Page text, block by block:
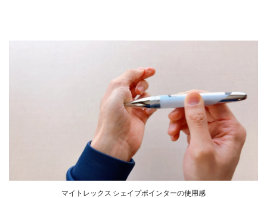
マイトレックス シェイプポインターの使用感